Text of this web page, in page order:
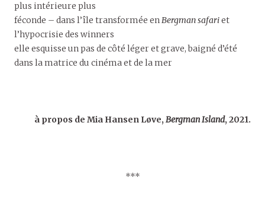
plus intérieure plus
féconde – dans l’île transformée enBergman safariet
l’hypocrisie des winners
elle esquisse un pas de côté léger et grave, baigné d’été
dans la matrice du cinéma et de la mer
à propos de Mia Hansen Løve, Bergman Island, 2021.
***